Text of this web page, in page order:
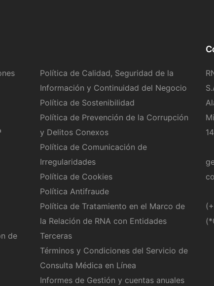
de
Política de Calidad, Seguridad de la
Información y Continuidad del Negocio
Política de Sostenibilidad
Política de Prevención de la Corrupción
y Delitos Conexos
Política de Comunicación de
Irregularidades
Política de Cookies
Política Antifraude
Política de Tratamiento en el Marco de
la Relación de RNA con Entidades
Terceras
Términos y Condiciones del Servicio de
Consulta Médica en Línea
Informes de Gestión y cuentas anuales